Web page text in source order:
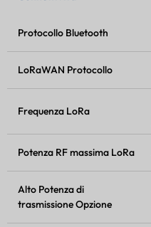
Protocollo Bluetooth
LoRaWAN Protocollo
Frequenza LoRa
Potenza RF massima LoRa
Alto Potenza di
trasmissioneOpzione